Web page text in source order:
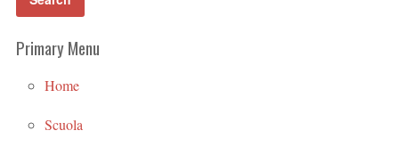
Primary Menu
Home
Scuola